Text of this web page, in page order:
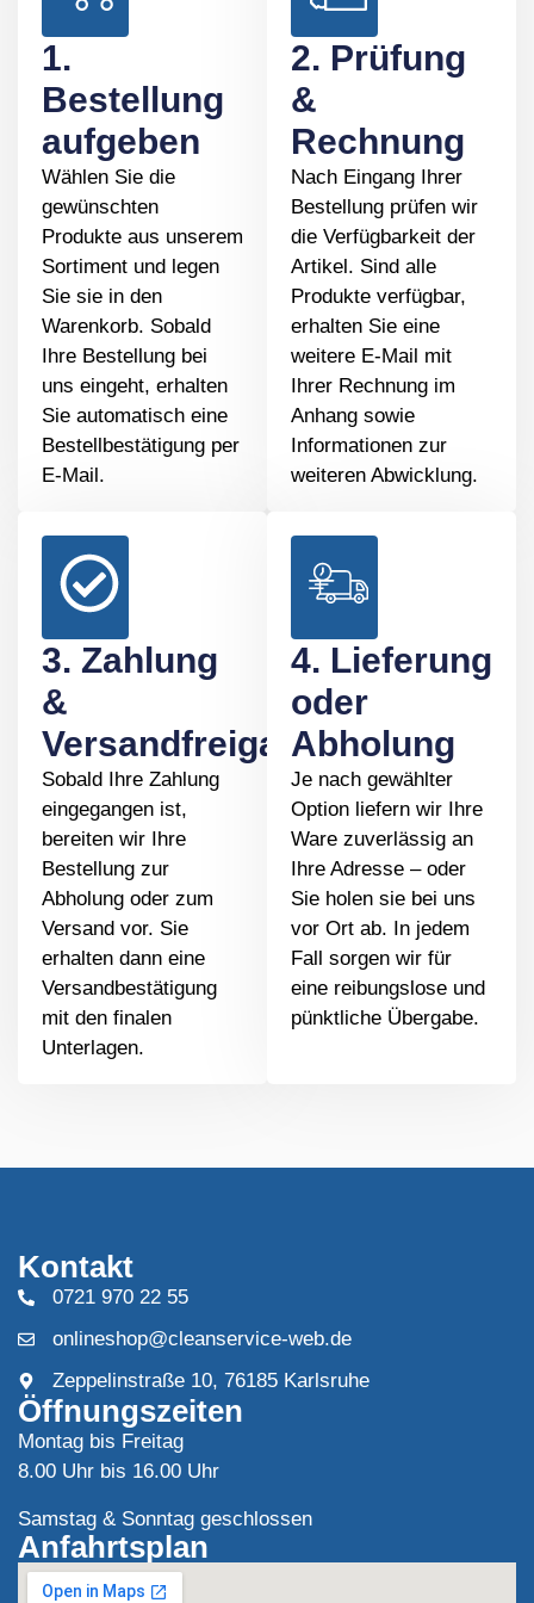
1.
Bestellung
aufgeben
Wählen Sie die
gewünschten
Produkte aus unserem
Sortiment und legen
Sie sie in den
Warenkorb. Sobald
Ihre Bestellung bei
uns eingeht, erhalten
Sie automatisch eine
Bestellbestätigung per
E-Mail.
2. Prüfung
&
Rechnung
Nach Eingang Ihrer
Bestellung prüfen wir
die Verfügbarkeit der
Artikel. Sind alle
Produkte verfügbar,
erhalten Sie eine
weitere E-Mail mit
Ihrer Rechnung im
Anhang sowie
Informationen zur
weiteren Abwicklung.
3. Zahlung
&
Versandfreigabe
Sobald Ihre Zahlung
eingegangen ist,
bereiten wir Ihre
Bestellung zur
Abholung oder zum
Versand vor. Sie
erhalten dann eine
Versandbestätigung
mit den finalen
Unterlagen.
4. Lieferung
oder
Abholung
Je nach gewählter
Option liefern wir Ihre
Ware zuverlässig an
Ihre Adresse – oder
Sie holen sie bei uns
vor Ort ab. In jedem
Fall sorgen wir für
eine reibungslose und
pünktliche Übergabe.
Kontakt
0721 970 22 55
onlineshop@cleanservice-web.de
Zeppelinstraße 10, 76185 Karlsruhe
Öffnungszeiten
Montag bis Freitag
8.00 Uhr bis 16.00 Uhr
Samstag & Sonntag geschlossen
Anfahrtsplan